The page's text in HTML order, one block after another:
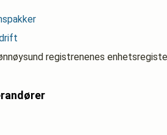
registrenenes